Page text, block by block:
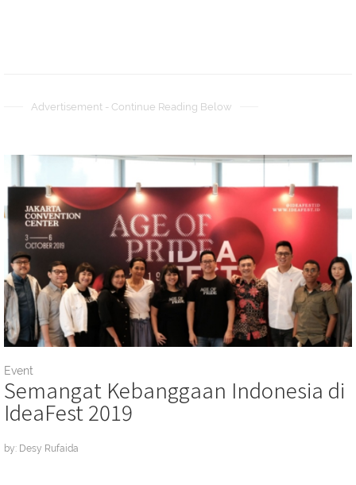
Advertisement - Continue Reading Below
Event
Semangat Kebanggaan Indonesia di
IdeaFest 2019
by: Desy Rufaida